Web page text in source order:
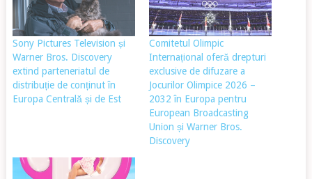
Sony Pictures Television și
Warner Bros. Discovery
extind parteneriatul de
distribuție de conținut în
Europa Centrală și de Est
Comitetul Olimpic
Internațional oferă drepturi
exclusive de difuzare a
Jocurilor Olimpice 2026 –
2032 în Europa pentru
European Broadcasting
Union și Warner Bros.
Discovery